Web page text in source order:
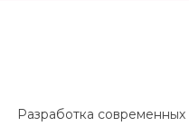
Разработка